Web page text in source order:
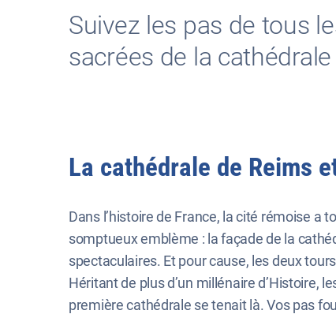
Suivez les pas de tous
sacrées de la
La cathédrale de Reims
Dans l’histoire de France, la cité rémoise a
somptueux emblème : la façade de la
spectaculaires. Et pour cause, les deux
Héritant de plus d’un millénaire d’Histoire,
première cathédrale se tenait là. Vos pas